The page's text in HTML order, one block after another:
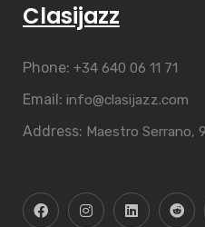
Clasijazz
Phone: +34 640 06 11 71
Email: info@clasijazz.com
Address: Maestro Serrano,